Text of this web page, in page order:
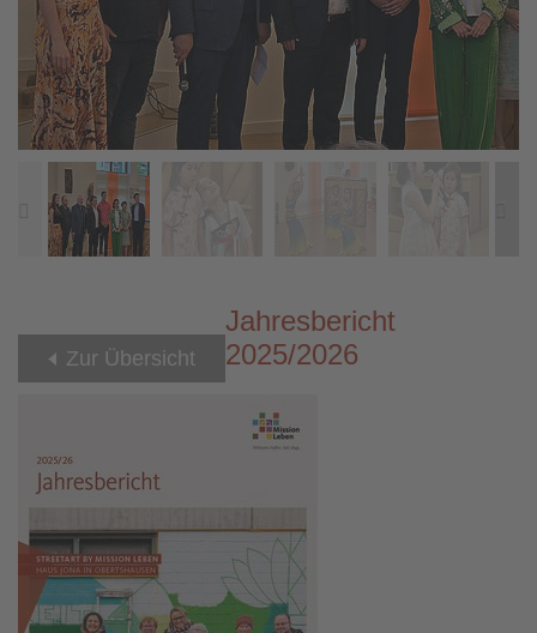
Zur Übersicht
Jahresbericht
2025/2026